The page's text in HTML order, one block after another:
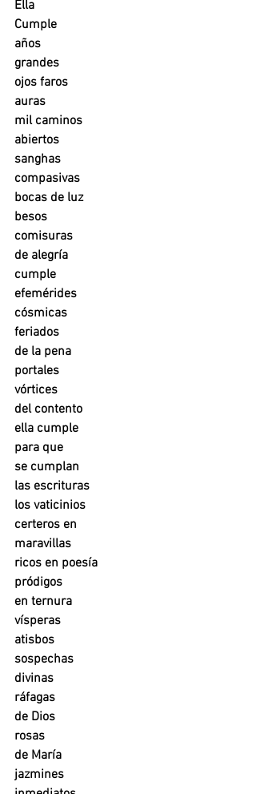
Ella
Cumple
años
grandes
ojos faros
auras
mil caminos
abiertos
sanghas
compasivas
bocas de luz
besos
comisuras
de alegría
cumple
efemérides
cósmicas
feriados
de la pena
portales
vórtices
del contento
ella cumple
para que
se cumplan
las escrituras
los vaticinios
certeros en
maravillas
ricos en poesía
pródigos
en ternura
vísperas
atisbos
sospechas
divinas
ráfagas
de Dios
rosas
de María
jazmines